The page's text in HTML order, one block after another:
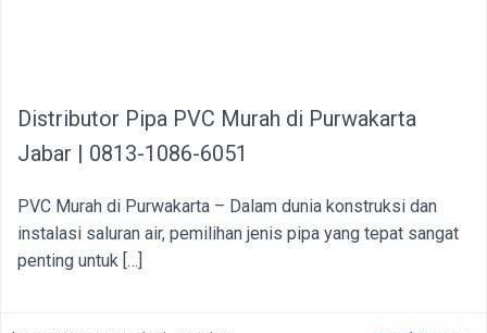
Distributor Pipa PVC Murah di Purwakarta
Jabar | 0813-1086-6051
PVC Murah di Purwakarta – Dalam dunia konstruksi dan
instalasi saluran air, pemilihan jenis pipa yang tepat sangat
penting untuk […]